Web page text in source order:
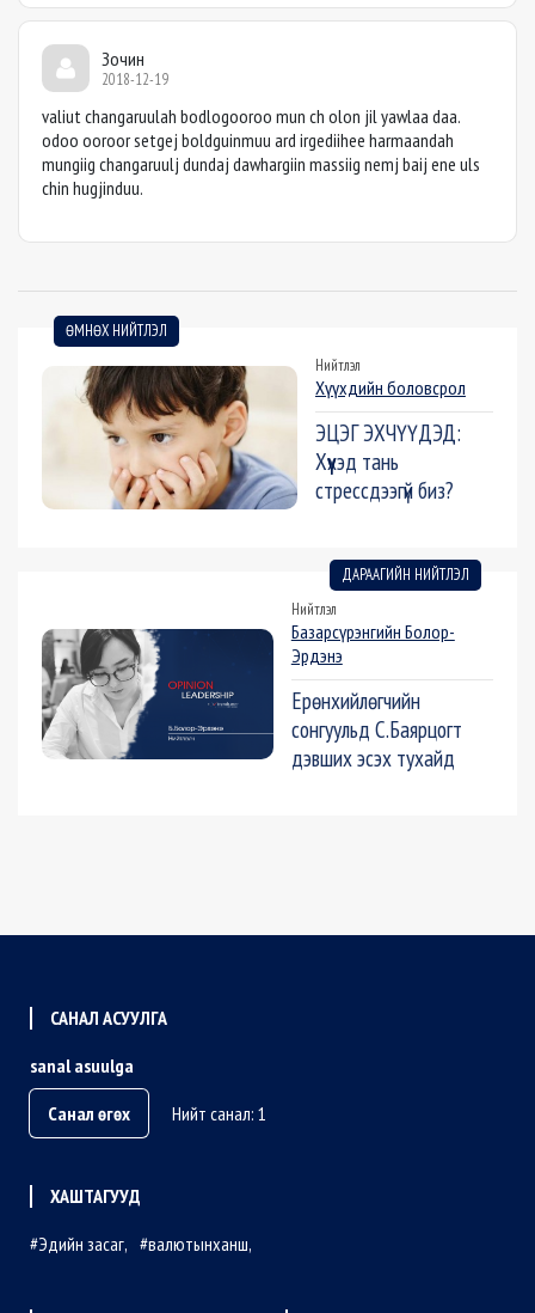
Зочин
2018-12-19
valiut changaruulah bodlogooroo mun ch olon jil yawlaa daa.
odoo ooroor setgej boldguinmuu ard irgediihee harmaandah
mungiig changaruulj dundaj dawhargiin massiig nemj baij ene uls
chin hugjinduu.
ӨМНӨХ НИЙТЛЭЛ
Нийтлэл
Хүүхдийн боловсрол
ЭЦЭГ ЭХЧҮҮДЭД:
Хүүхэд тань
стрессдээгүй биз?
ДАРААГИЙН НИЙТЛЭЛ
Нийтлэл
Базарсүрэнгийн Болор-
Эрдэнэ
Ерөнхийлөгчийн
сонгуульд С.Баярцогт
дэвших эсэх тухайд
САНАЛ АСУУЛГА
sanal asuulga
Санал өгөх
Нийт санал: 1
ХАШТАГУУД
Эдийн засаг
валютынханш